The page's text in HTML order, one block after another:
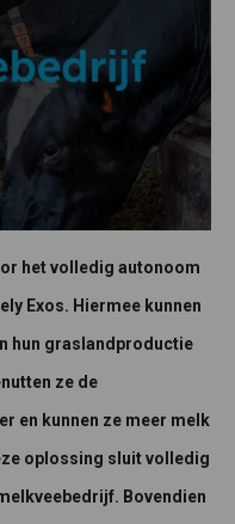
het volledig autonoom
Exos. Hiermee kunnen
hun graslandproductie
ze de
en kunnen ze meer melk
oplossing sluit volledig
Bovendien